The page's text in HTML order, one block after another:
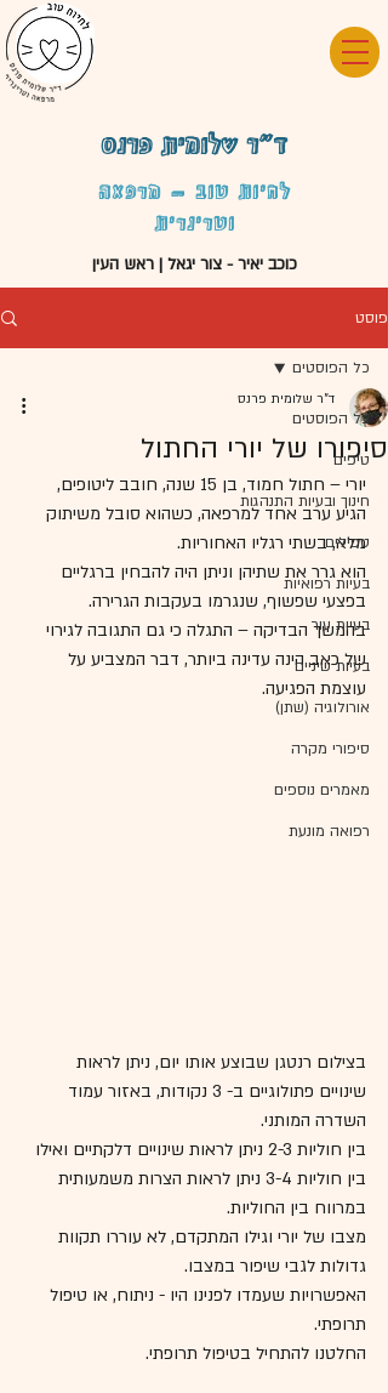
ד"ר שלומית פרנס
לחיות טוב - מרפאה
וטרינרית
כוכב יאיר - צור יגאל | ראש העין
פוסט
כל הפוסטים
טיפים
חינוך ובעיות התנהגות
טפילים
בעיות רפואיות
בעיות עור
בעיות שיניים
אורולוגיה (שתן)
סיפורי מקרה
מאמרים נוספים
רפואה מונעת
כל הפוסטים
סיפורו של יורי החתול
ד"ר שלומית פרנס
יורי – חתול חמוד, בן 15 שנה, חובב ליטופים,
הגיע ערב אחד למרפאה, כשהוא סובל משיתוק
מלא, בשתי רגליו האחוריות.
הוא גרר את שתיהן וניתן היה להבחין ברגליים
בפצעי שפשוף, שנגרמו בעקבות הגרירה.
בהמשך הבדיקה – התגלה כי גם התגובה לגירוי
של כאב הינה עדינה ביותר, דבר המצביע על
עוצמת הפגיעה.
בצילום רנטגן שבוצע אותו יום, ניתן לראות
שינויים פתולוגיים ב- 3 נקודות, באזור עמוד
השדרה המותני.
בין חוליות 2-3 ניתן לראות שינויים דלקתיים ואילו
בין חוליות 3-4 ניתן לראות הצרות משמעותית
במרווח בין החוליות.
מצבו של יורי וגילו המתקדם, לא עוררו תקוות
גדולות לגבי שיפור במצבו.
האפשרויות שעמדו לפנינו היו - ניתוח, או טיפול
תרופתי.
החלטנו להתחיל בטיפול תרופתי.